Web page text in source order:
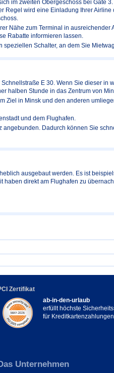
im zweiten Obergeschoss bei Gate
Regel wird eine Einladung Ihrer
Nähe zum Terminal in ausreichender
Rabatte informieren lassen.
Schalter, an dem Sie
E 30. Wenn Sie dieser in
halben Stunde in das Zentrum von
Ziel in Minsk und den anderen
und dem Flughafen.
angebunden. Dadurch können Sie
ausgebaut werden. Es ist
direkt am Flughafen zu
Zertifikat
ab-in-den-urlaub
erfüllt höchste
für Kreditkartenzahlungen
Unternehmen